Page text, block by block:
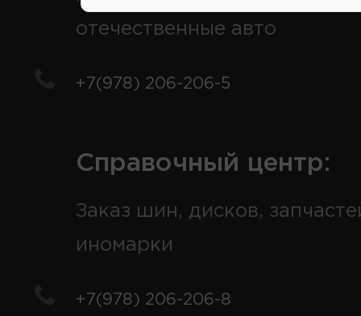
отечественные авто
+7(978) 206-206-5
Справочный центр:
Заказ шин, дисков,
иномарки
+7(978) 206-206-8